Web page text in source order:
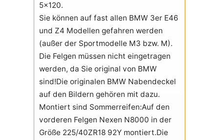
5x120.
Sie können auf fast allen BMW 3er E46
und Z4 Modellen gefahren werden
(außer der Sportmodelle M3 bzw. M).
Die Felgen müssen nicht eingetragen
werden, da Sie original von BMW
sind!Die originalen BMW Nabendeckel
auf den Bildern gehören mit dazu.
Montiert sind Sommerreifen:Auf den
vorderen Felgen Nexen N8000 in der
Größe 225/40ZR18 92Y montiert.Die